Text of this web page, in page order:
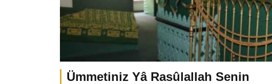
Ümmetiniz Yâ Rasûlallah Senin